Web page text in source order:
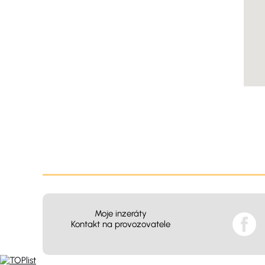
Moje inzeráty
Kontakt na provozovatele